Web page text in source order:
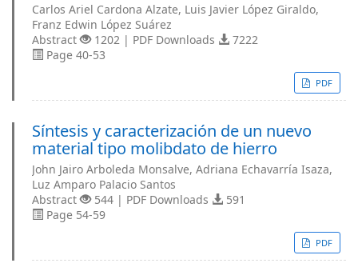
Carlos Ariel Cardona Alzate, Luis Javier López Giraldo,
Franz Edwin López Suárez
Abstract
1202 | PDF Downloads
7222
Page 40-53
PDF
Síntesis y caracterización de un nuevo
material tipo molibdato de hierro
John Jairo Arboleda Monsalve, Adriana Echavarría Isaza,
Luz Amparo Palacio Santos
Abstract
544 | PDF Downloads
591
Page 54-59
PDF